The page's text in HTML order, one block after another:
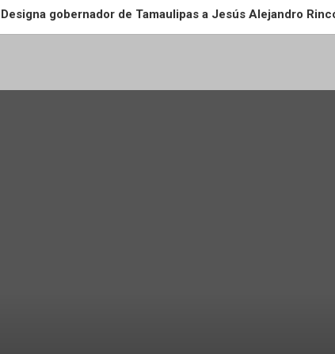
Designa gobernador de Tamaulipas a Jesús Alejandro
Concluyó con éxito la 4.ª Feria Infantil del Libro y la